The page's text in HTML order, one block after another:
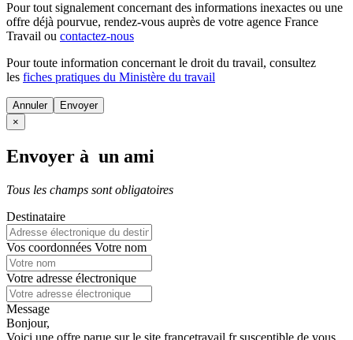
Pour tout signalement concernant des informations inexactes ou une
offre déjà pourvue, rendez-vous auprès de votre agence France
Travail ou contactez-nous
Pour toute information concernant le droit du travail, consultez
les fiches pratiques du Ministère du travail
Annuler
×
Envoyer à un ami
Tous les champs sont obligatoires
Destinataire
Vos coordonnées Votre nom
Votre adresse électronique
Message
Bonjour,
Voici une offre parue sur le site francetravail.fr susceptible de vous